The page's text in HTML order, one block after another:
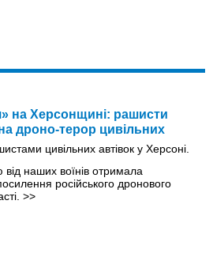
на Херсонщині: рашисти
дроно-терор цивільних
наших воїнів отримала
російського дронового
>>